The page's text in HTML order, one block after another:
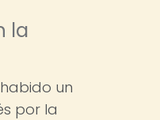
la
un
por la